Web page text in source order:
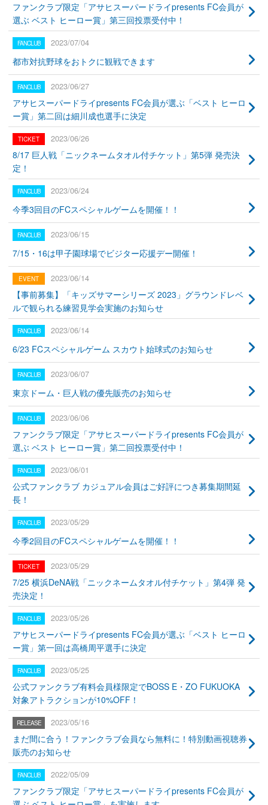
ファンクラブ限定「アサヒスーパードライpresents FC会員が
選ぶ ベスト ヒーロー賞」第三回投票受付中！
2023/07/04
都市対抗野球をおトクに観戦できます
2023/06/27
アサヒスーパードライpresents FC会員が選ぶ「ベスト ヒーロ
ー賞」第二回は細川成也選手に決定
2023/06/26
8/17 巨人戦「ニックネームタオル付チケット」第5弾 発売決
定！
2023/06/24
今季3回目のFCスペシャルゲームを開催！！
2023/06/15
7/15・16は甲子園球場でビジター応援デー開催！
2023/06/14
【事前募集】「キッズサマーシリーズ 2023」グラウンドレベ
ルで観られる練習見学会実施のお知らせ
2023/06/14
6/23 FCスペシャルゲーム スカウト始球式のお知らせ
2023/06/07
東京ドーム・巨人戦の優先販売のお知らせ
2023/06/06
ファンクラブ限定「アサヒスーパードライpresents FC会員が
選ぶ ベスト ヒーロー賞」第二回投票受付中！
2023/06/01
公式ファンクラブ カジュアル会員はご好評につき募集期間延
長！
2023/05/29
今季2回目のFCスペシャルゲームを開催！！
2023/05/29
7/25 横浜DeNA戦「ニックネームタオル付チケット」第4弾 発
売決定！
2023/05/26
アサヒスーパードライpresents FC会員が選ぶ「ベスト ヒーロ
ー賞」第一回は高橋周平選手に決定
2023/05/25
公式ファンクラブ有料会員様限定でBOSS E・ZO FUKUOKA
対象アトラクションが10%OFF！
2023/05/16
まだ間に合う！ファンクラブ会員なら無料に！特別動画視聴券
販売のお知らせ
2022/05/09
ファンクラブ限定「アサヒスーパードライpresents FC会員が